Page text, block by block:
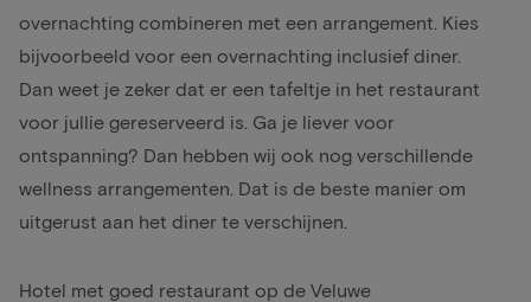
overnachting combineren met een arrangement. Kies
bijvoorbeeld voor een overnachting inclusief diner.
Dan weet je zeker dat er een tafeltje in het restaurant
voor jullie gereserveerd is. Ga je liever voor
ontspanning? Dan hebben wij ook nog verschillende
wellness arrangementen . Dat is de beste manier om
uitgerust aan het diner te verschijnen.
Hotel met goed restaurant op de Veluwe